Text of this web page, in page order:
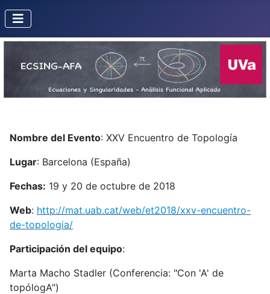
Nombre del Evento: XXV Encuentro de Topología
Lugar: Barcelona (España)
Fechas: 19 y 20 de octubre de 2018
Web: http://mat.uab.cat/web/et2018/xxv-encuentro-
de-topologia/
Participación del equipo:
Marta Macho Stadler (Conferencia: "Con 'A' de
topólogA")